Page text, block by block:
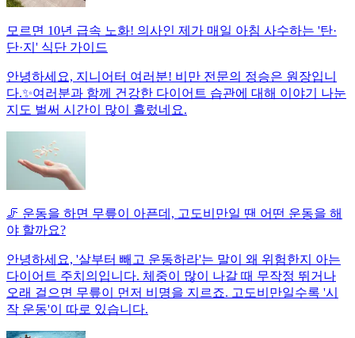
모르면 10년 급속 노화! 의사인 제가 매일 아침 사수하는 '탄·
단·지' 식단 가이드
안녕하세요, 지니어터 여러분! 비만 전문의 정승은 원장입니
다.✨여러분과 함께 건강한 다이어트 습관에 대해 이야기 나눈
지도 벌써 시간이 많이 흘렀네요.
🦵 운동을 하면 무릎이 아픈데, 고도비만일 땐 어떤 운동을 해
야 할까요?
안녕하세요, '살부터 빼고 운동하라'는 말이 왜 위험한지 아는
다이어트 주치의입니다. 체중이 많이 나갈 때 무작정 뛰거나
오래 걸으면 무릎이 먼저 비명을 지르죠. 고도비만일수록 '시
작 운동'이 따로 있습니다.